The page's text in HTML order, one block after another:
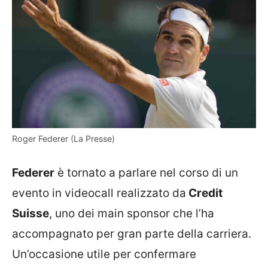
Roger Federer (La Presse)
Federer è tornato a parlare nel corso di un
evento in videocall realizzato da Credit
Suisse, uno dei main sponsor che l’ha
accompagnato per gran parte della carriera.
Un’occasione utile per confermare